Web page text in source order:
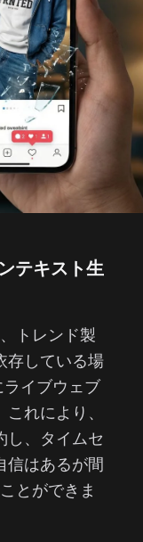
テキスト生
トレンド製
存している場
イブウェブ
れにより、
し、タイムセ
信はあるが間
とができま